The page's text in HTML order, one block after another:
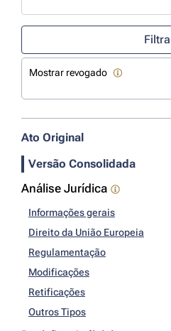
Mostrar revogado
Ato Original
Versão Consolidada
Análise Jurídica
Informações gerais
Direito da União Europeia
Regulamentação
Modificações
Retificações
Outros Tipos